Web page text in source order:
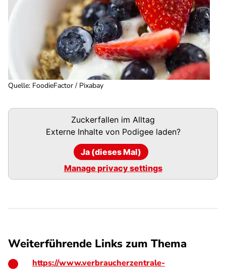
Quelle: FoodieFactor / Pixabay
Podigee-
Zuckerfallen im Alltag
Externe Inhalte von Podigeeladen?
Ja (dieses Mal)
Manage privacy settings
Weiterführende Links zum Thema
https://www.verbraucherzentrale-